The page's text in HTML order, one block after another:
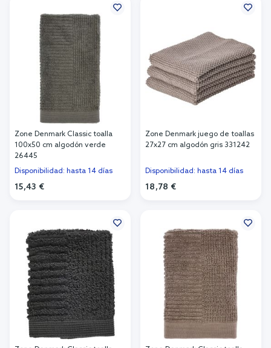
Zone Denmark Classic toalla
100x50 cm algodón verde
26445
Disponibilidad: hasta 14 días
15,43 €
Zone Denmark juego de toallas
27x27 cm algodón gris 331242
Disponibilidad: hasta 14 días
18,78 €